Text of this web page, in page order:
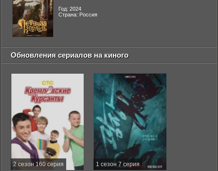
Год: 2024
Страна: Россия
Обновления сериалов на киного
2 сезон 160 серия 1 сезон 7 серия